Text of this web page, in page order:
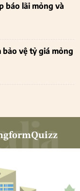
báo lãi mỏng và
bảo vệ tỷ giá mỏng
Quizz